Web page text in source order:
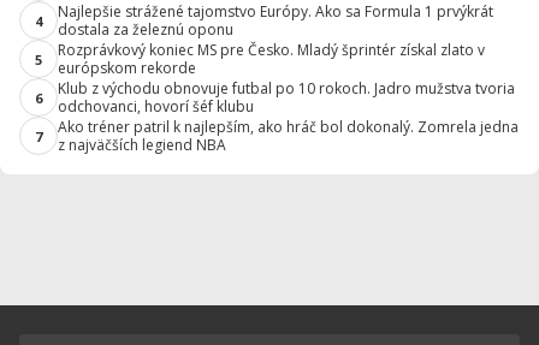
4
Najlepšie strážené tajomstvo Európy. Ako sa Formula 1 prvýkrát
dostala za železnú oponu
5
Rozprávkový koniec MS pre Česko. Mladý šprintér získal zlato v
európskom rekorde
6
Klub z východu obnovuje futbal po 10 rokoch. Jadro mužstva tvoria
odchovanci, hovorí šéf klubu
7
Ako tréner patril k najlepším, ako hráč bol dokonalý. Zomrela jedna
z najväčších legiend NBA